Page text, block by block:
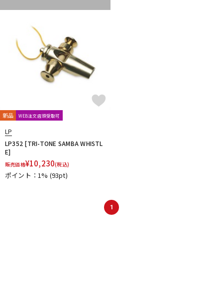
配信/ライブ機器
中古
新品 WEB注文店頭受取可
LP
LP352 [TRI-TONE SAMBA WHISTL
E]
販売価格¥10,230(税込)
ポイント：1% (93pt)
1